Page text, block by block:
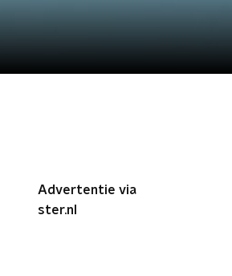
Advertentie via
ster.nl